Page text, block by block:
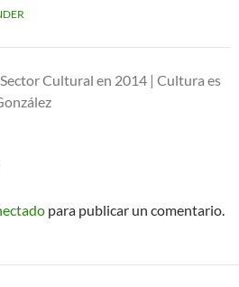
Cultural en 2014 | Cultura es
para publicar un comentario.